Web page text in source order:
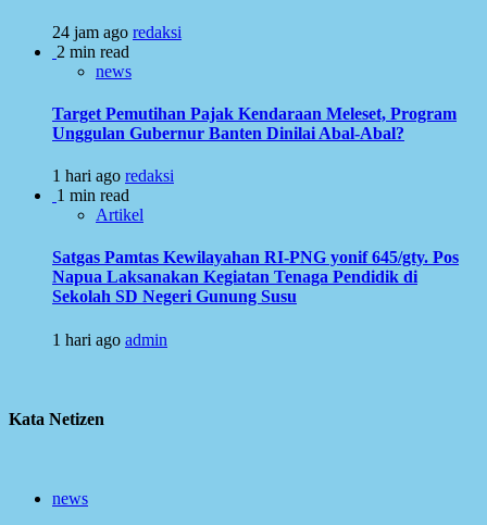
24 jam ago redaksi
2 min read
news
Target Pemutihan Pajak Kendaraan Meleset, Program
Unggulan Gubernur Banten Dinilai Abal-Abal?
1 hari ago redaksi
1 min read
Artikel
Satgas Pamtas Kewilayahan RI-PNG yonif 645/gty. Pos
Napua Laksanakan Kegiatan Tenaga Pendidik di
Sekolah SD Negeri Gunung Susu
1 hari ago admin
Kata Netizen
news